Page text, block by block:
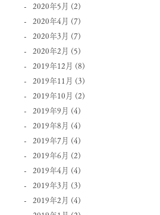
2020年5月 (2)
2020年4月 (7)
2020年3月 (7)
2020年2月 (5)
2019年12月 (8)
2019年11月 (3)
2019年10月 (2)
2019年9月 (4)
2019年8月 (4)
2019年7月 (4)
2019年6月 (2)
2019年4月 (4)
2019年3月 (3)
2019年2月 (4)